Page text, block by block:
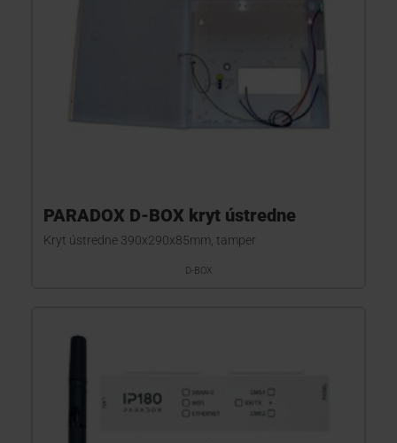
PARADOX D-BOX kryt ústredne
Kryt ústredne 390x290x85mm, tamper
D-BOX